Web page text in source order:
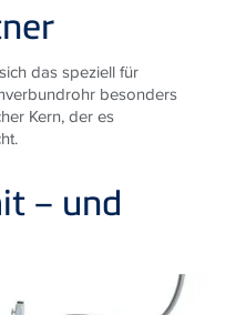
das speziell für
besonders
Kern, der es
– und